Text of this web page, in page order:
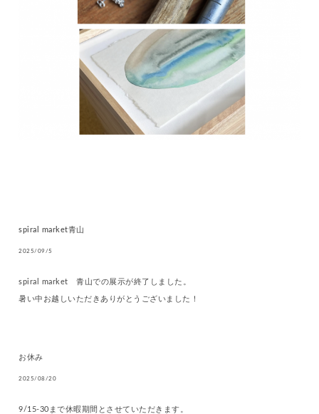
spiral market青山
2025/09/5
spiral market 青山での展示が終了しました。
暑い中お越しいただきありがとうございました！
お休み
2025/08/20
9/15-30まで休暇期間とさせていただきます。